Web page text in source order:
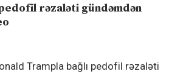
rəzaləti gündəmdən
Trampla bağlı pedofil rəzaləti